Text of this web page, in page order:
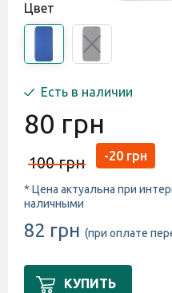
Цвет
Есть в наличии
80 грн
100 грн -20 грн
* Цена актуальна при
наличными
82 грн (при оплате
КУПИТЬ